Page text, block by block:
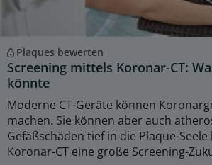
Plaques bewerten
Screening mittels Koronar-CT:
könnte
Moderne CT-Geräte können
machen. Sie können aber auch
Gefäßschäden tief in die Plaque-
Koronar-CT eine große Screening-